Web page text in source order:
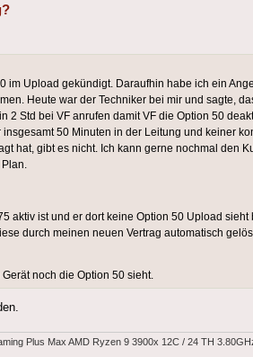
im Upload gekündigt. Daraufhin habe ich ein
Heute war der Techniker bei mir und sagte,
2 Std bei VF anrufen damit VF die Option 50
50 Minuten in der Leitung und keiner
hat, gibt es nicht. Ich kann gerne nochmal
aktiv ist und er dort keine Option 50 Upload
durch meinen neuen Vertrag automatisch
noch die Option 50 sieht.
Plus Max AMD Ryzen 9 3900x 12C / 24 TH